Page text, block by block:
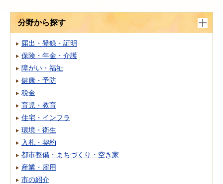
分野から探す
届出・登録・証明
保険・年金・介護
障がい・福祉
健康・予防
税金
育児・教育
住宅・インフラ
環境・衛生
入札・契約
都市整備・まちづくり・空き家
産業・雇用
市の紹介